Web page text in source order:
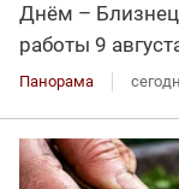
Днём –
работы 9
Панорама